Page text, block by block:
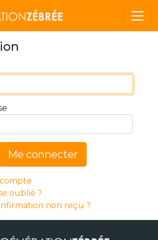
Me connecter
oublié ?
non reçu ?